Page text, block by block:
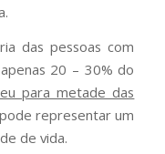
das pessoas com
20 – 30% do
para metade das
representar um
de vida.